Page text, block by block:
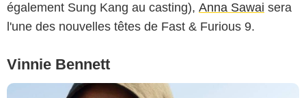
également Sung Kang au casting), Anna Sawai sera
l'une des nouvelles têtes de Fast & Furious 9.
Vinnie Bennett